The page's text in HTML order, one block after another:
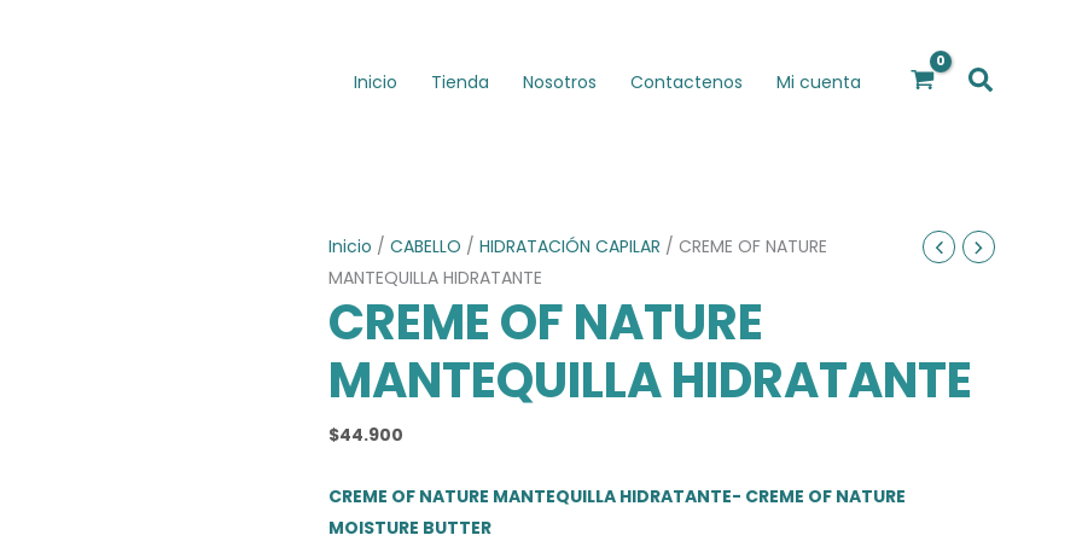
Inicio Tienda Nosotros Contactenos Mi cuenta Buscar
Inicio / CABELLO / HIDRATACIÓN CAPILAR / CREME OF NATURE
MANTEQUILLA HIDRATANTE
CREME OF NATURE
MANTEQUILLA HIDRATANTE
$44.900
CREME OF NATURE MANTEQUILLA HIDRATANTE- CREME OF NATURE
MOISTURE BUTTER